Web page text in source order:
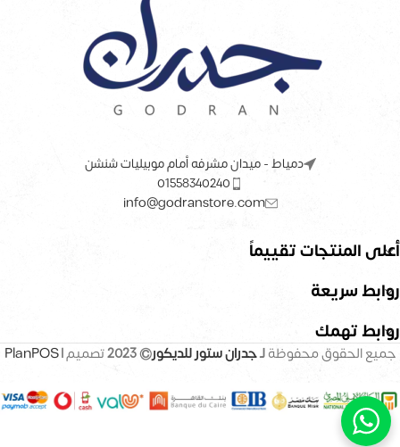
دمياط - ميدان مشرفه أمام موبيليات شنشن
01558340240
info@godranstore.com
أعلى المنتجات تقييماً
روابط سريعة
روابط تهمك
جميع الحقوق محفوظةلـجدران ستور للديكور© 2023 تصميم |PlanPOS